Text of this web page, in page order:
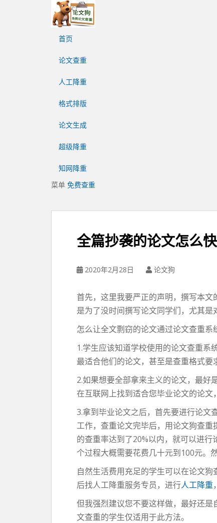
首页
论文查重
人工降重
格式排版
论文生成
超级降重
知网降重
菜单 免费查重
全篇抄袭的论文怎么
2020年2月28日 论文狗
首先，这里我要严正的声明，撰写本
是为了没时间撰写论文同学们，尤其是
怎么让全文剽窃的论文通过论文查重系
1.学生应该知道学校使用的论文查重
最适合他们的论文，甚至是查重格式要
2.如果想要全部拿来主义的论文，最好
在互联网上找到适合您毕业论文的论文
3.拿到毕业论文之后，首先要进行论文
工作，查重论文完毕后，用论文狗查
的查重率达到了20%以内，就可以进
个过程大概需要花费几十元到100元。
自然生活费用充足的学生可以在论文
后找人工降重服务专员，进行人工降重
但我强烈建议您不要这样做，最好还
文查重的学生仅适用于此方法。